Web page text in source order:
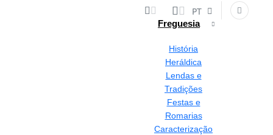
Freguesia
História
Heráldica
Lendas e
Tradições
Festas e
Romarias
Caracterização
PT